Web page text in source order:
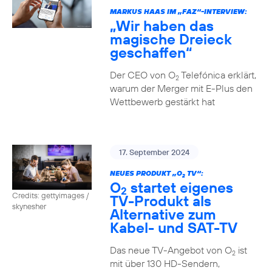
MARKUS HAAS IM „FAZ“-INTERVIEW:
„Wir haben das
magische Dreieck
geschaffen“
Der CEO von O2Telefónica erklärt,
warum der Merger mit E-Plus den
Wettbewerb gestärkt hat
Credits: gettyimages /
skynesher
17. September 2024
NEUES PRODUKT „O2TV“:
O2 startet eigenes
TV-Produkt als
Alternative zum
Kabel- und SAT-TV
Das neue TV-Angebot von O2ist
mit über 130 HD-Sendern,